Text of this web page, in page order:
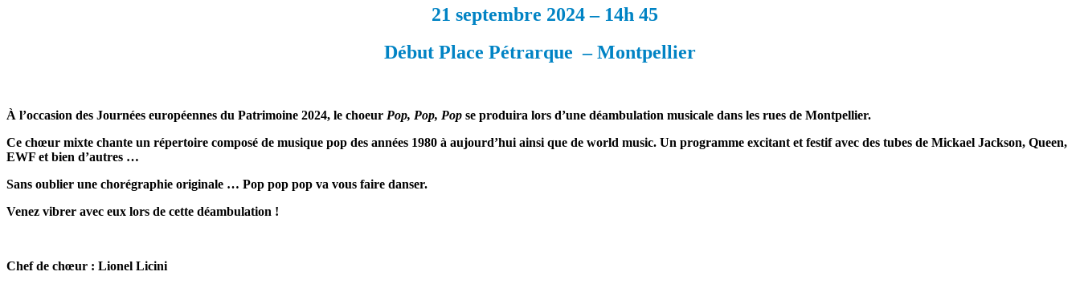
21 septembre 2024 – 14h 45
Début Place Pétrarque – Montpellier
À l’occasion des Journées européennes du Patrimoine 2024, le choeur Pop, Pop, Pop se produira lors d’une déambulation musicale dans les rues de Montpellier.
Ce chœur mixte chante un répertoire composé de musique pop des années 1980 à aujourd’hui ainsi que de world music. Un programme excitant et festif avec des tubes de Mickael Jackson, Queen,
EWF et bien d’autres …
Sans oublier une chorégraphie originale … Pop pop pop va vous faire danser.
Venez vibrer avec eux lors de cette déambulation !
Chef de chœur : Lionel Licini